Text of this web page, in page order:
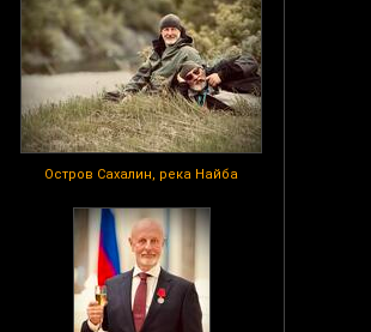
Остров Сахалин, река Найба